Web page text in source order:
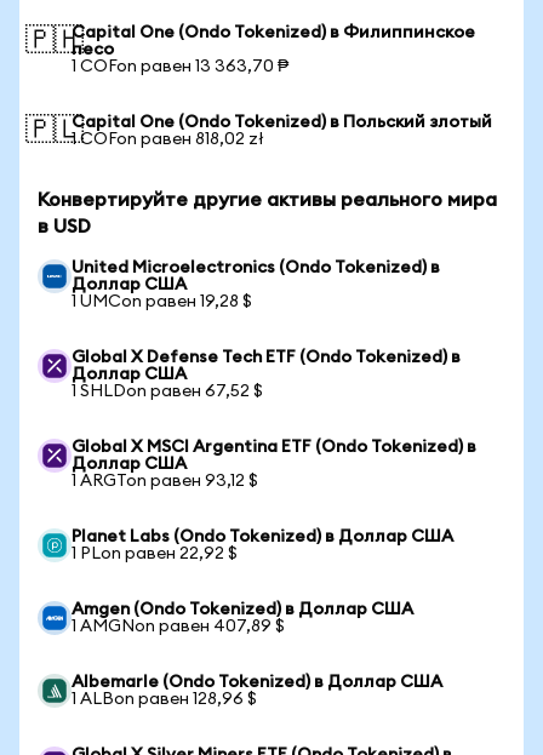
🇵🇭Capital One (Ondo Tokenized) в Филиппинское
песо
1 COFon равен 13 363,70 ₱
🇵🇱Capital One (Ondo Tokenized) в Польский злотый
1 COFon равен 818,02 zł
Конвертируйте другие активы реального мира
в USD
United Microelectronics (Ondo Tokenized) в
Доллар США
1 UMCon равен 19,28 $
Global X Defense Tech ETF (Ondo Tokenized) в
Доллар США
1 SHLDon равен 67,52 $
Global X MSCI Argentina ETF (Ondo Tokenized) в
Доллар США
1 ARGTon равен 93,12 $
Planet Labs (Ondo Tokenized) в Доллар США
1 PLon равен 22,92 $
Amgen (Ondo Tokenized) в Доллар США
1 AMGNon равен 407,89 $
Albemarle (Ondo Tokenized) в Доллар США
1 ALBon равен 128,96 $